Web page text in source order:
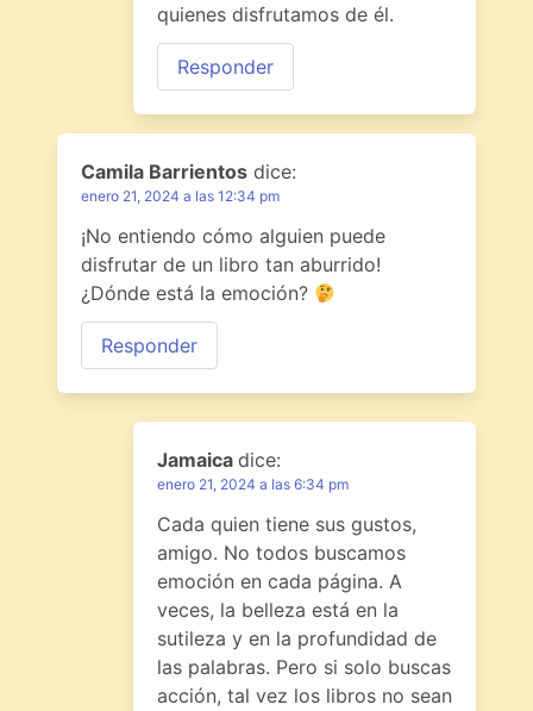
quienes disfrutamos de él.
Responder
Camila Barrientos dice:
enero 21, 2024 a las 12:34 pm
¡No entiendo cómo alguien puede
disfrutar de un libro tan aburrido!
¿Dónde está la emoción?
Responder
Jamaica dice:
enero 21, 2024 a las 6:34 pm
Cada quien tiene sus gustos,
amigo. No todos buscamos
emoción en cada página. A
veces, la belleza está en la
sutileza y en la profundidad de
las palabras. Pero si solo buscas
acción, tal vez los libros no sean